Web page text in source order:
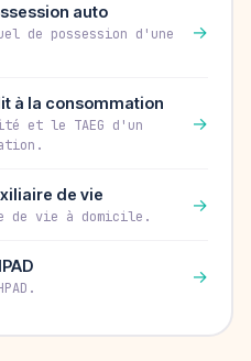
auto
de possession d'une
→
à la consommation
et le TAEG d'un
→
de vie
de vie à domicile.
→
→